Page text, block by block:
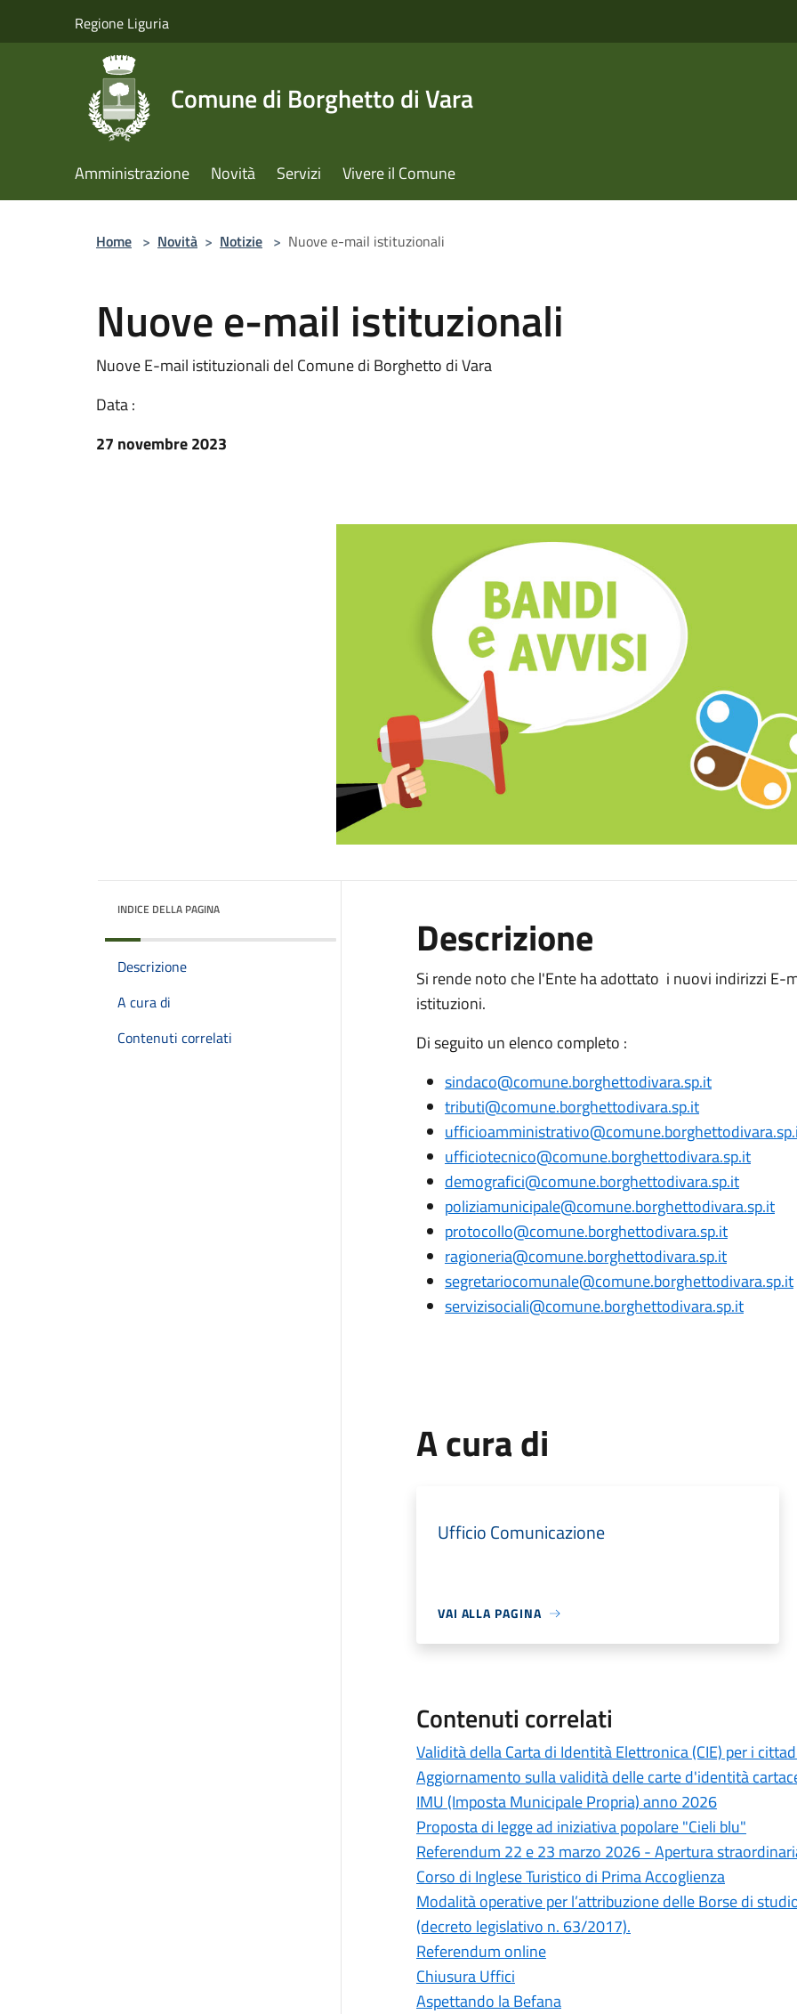
Regione Liguria
Comune di Borghetto di Vara
Amministrazione Novità Servizi Vivere il Comune
Home > Novità > Notizie > Nuove e-mail istituzionali
Nuove e-mail istituzionali
Nuove E-mail istituzionali del Comune di Borghetto di Vara
Data :
27 novembre 2023
INDICE DELLA PAGINA
Descrizione
A cura di
Contenuti correlati
Descrizione
Si rende noto che l'Ente ha adottato i nuovi indirizzi E-
istituzioni.
Di seguito un elenco completo :
sindaco@comune.borghettodivara.sp.it
tributi@comune.borghettodivara.sp.it
ufficiotecnico@comune.borghettodivara.sp.it
demografici@comune.borghettodivara.sp.it
poliziamunicipale@comune.borghettodivara.sp.it
protocollo@comune.borghettodivara.sp.it
ragioneria@comune.borghettodivara.sp.it
segretariocomunale@comune.borghettodivara.sp.it
servizisociali@comune.borghettodivara.sp.it
A cura di
Ufficio Comunicazione
VAI ALLA PAGINA
Contenuti correlati
Validità della Carta di Identità Elettronica (CIE) per i
Aggiornamento sulla validità delle carte d'identità
IMU (Imposta Municipale Propria) anno 2026
Proposta di legge ad iniziativa popolare "Cieli blu"
Referendum 22 e 23 marzo 2026 - Apertura
Corso di Inglese Turistico di Prima Accoglienza
Modalità operative per l’attribuzione delle Borse di
(decreto legislativo n. 63/2017).
Referendum online
Chiusura Uffici
Aspettando la Befana